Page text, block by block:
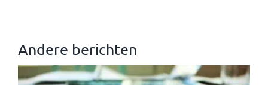
Andere berichten